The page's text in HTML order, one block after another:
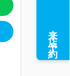
来店予約